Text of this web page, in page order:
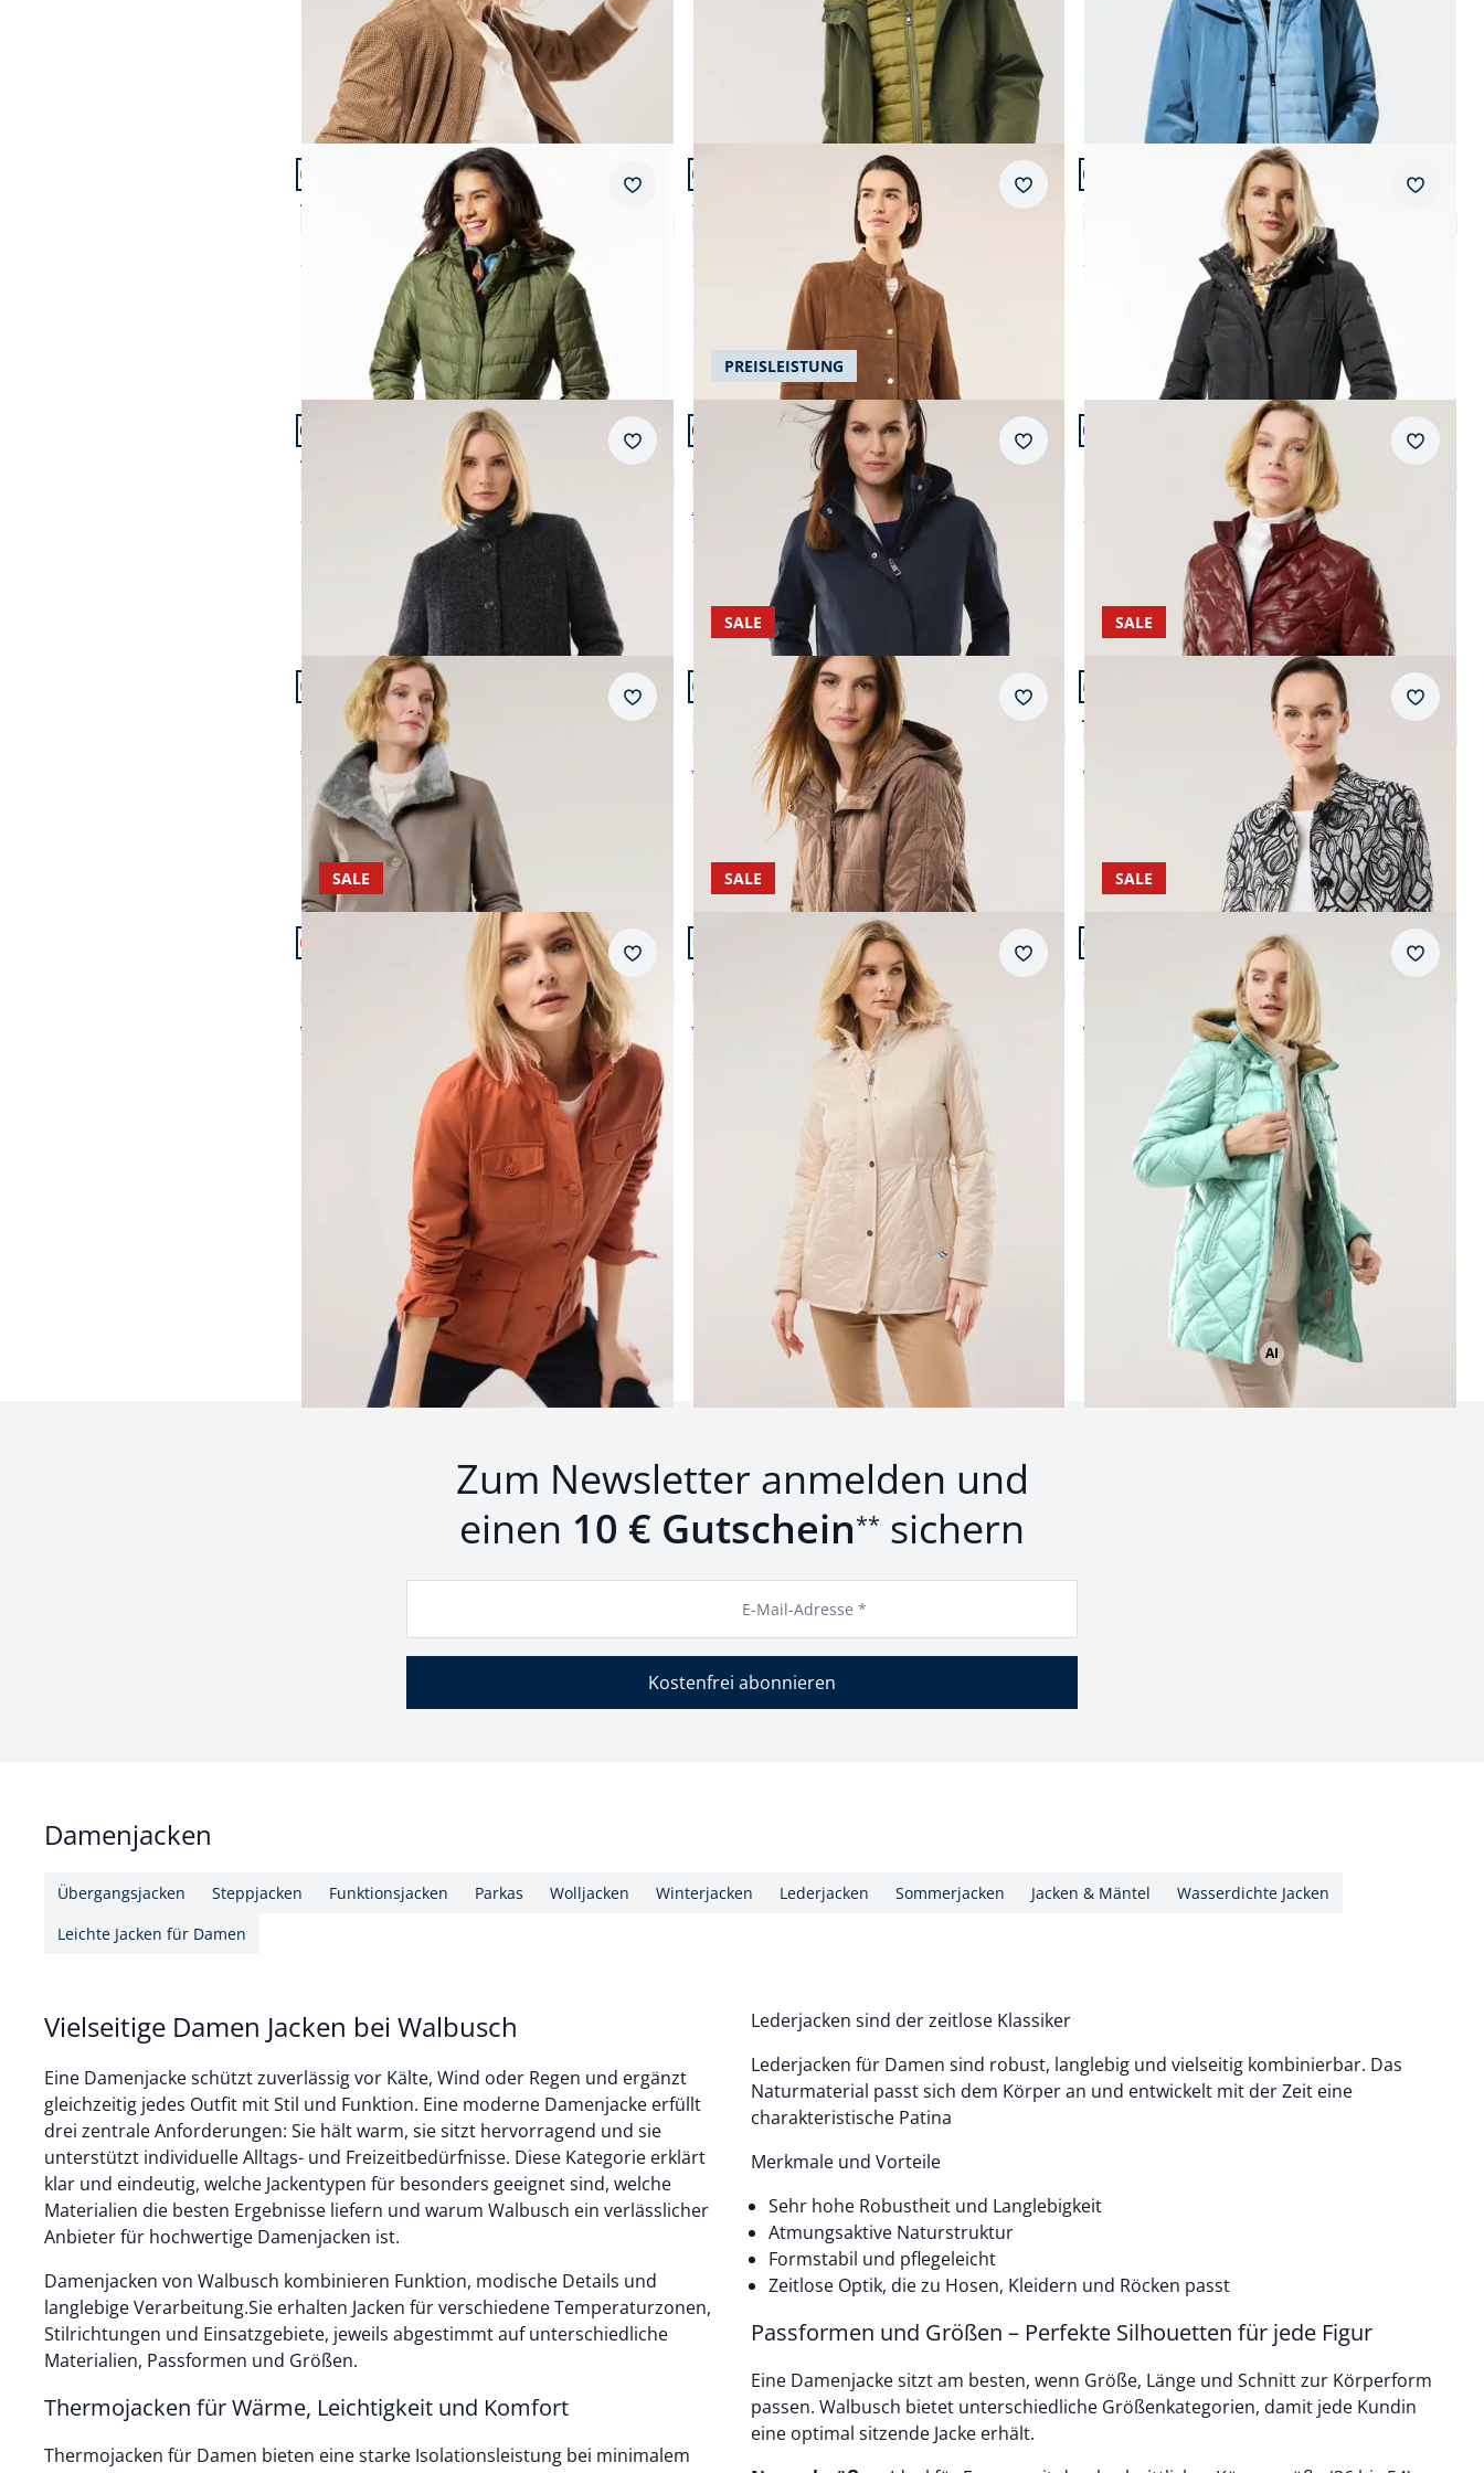
Artikel 13 von 24.
Aquastop Thermomantel 2.0
4,7 (38)
ab
Merkzettel
Artikel 14 von 24.
Ziegenvelours Ledermantel
ab
Merkzettel
Artikel 15 von 24.
Steppmantel Thermozone
4,8 (28)
ab
Artikel 16 von 24.
Alpaka-Flausch-Kurzmantel
4,5 (31)
ab
Merkzettel
Artikel 17 von 24.
PREISLEISTUNG
Aquastop Trench
4,3 (11)
€ 229,99
ab € 229,00
Merkzettel
Artikel 18 von 24.
Lammnappa Jacke Sandwichstepp
4,0 (3)
ab
Artikel 19 von 24.
Premium Lammfell Wendemantel
€ 1.499,00
Merkzettel
Artikel 20 von 24.
SALE
Stepp Kurzjacke
4,6 (17)
ab € 159,99
ab € 79,99 (-50%)
Merkzettel
Artikel 21 von 24.
SALE
ab € 279,99
ab
Artikel 22 von 24.
SALE
ab € 189,99
ab
Merkzettel
Artikel 23 von 24.
SALE
Aquastop Stepp Parka
4,0 (1)
ab € 229,99
ab (-48%)
Merkzettel
Artikel 24 von 24.
SALE
Steppjacke Kuschelkragen
5,0 (4)
ab € 229,99
ab (-43%)
Seite 1 geladen. Zeige Produkte 1 bis 24 von 26. 1 bis von26
Zurück Weiter zu Seite 2
AI Bild mit Hilfe von KI erstellt
Zum Newsletter anmelden und
einen 10 € Gutschein** sichern
E-Mail-Adresse *
Kostenfrei abonnieren
Damenjacken
Übergangsjacken Steppjacken Funktionsjacken Parkas Wolljacken Winterjacken Lederjacken Sommerjacken Jacken & Mäntel
Wasserdichte Jacken
Leichte Jacken für Damen
Vielseitige Damen Jacken bei Walbusch
Eine Damenjacke schützt zuverlässig vor Kälte, Wind oder Regen und ergänzt
gleichzeitig jedes Outfit mit Stil und Funktion. Eine moderne Damenjacke erfüllt
drei zentrale Anforderungen: Sie hält warm, sie sitzt hervorragend und sie
unterstützt individuelle Alltags- und Freizeitbedürfnisse. Diese Kategorie erklärt
klar und eindeutig, welche Jackentypen für besonders geeignet sind, welche
Materialien die besten Ergebnisse liefern und warum Walbusch ein verlässlicher
Anbieter für hochwertige Damenjacken ist.
Damenjacken von Walbusch kombinieren Funktion, modische Details und
langlebige Verarbeitung.Sie erhalten Jacken für verschiedene Temperaturzonen,
Stilrichtungen und Einsatzgebiete, jeweils abgestimmt auf unterschiedliche
Materialien, Passformen und Größen.
Thermojacken für Wärme, Leichtigkeit und Komfort
Thermojacken für Damen bieten eine starke Isolationsleistung bei minimalem
Lederjacken sind der zeitlose Klassiker
Lederjacken für Damen sind robust, langlebig und vielseitig kombinierbar. Das
Naturmaterial passt sich dem Körper an und entwickelt mit der Zeit eine
charakteristische Patina
Merkmale und Vorteile
Sehr hohe Robustheit und Langlebigkeit
Atmungsaktive Naturstruktur
Formstabil und pflegeleicht
Zeitlose Optik, die zu Hosen, Kleidern und Röcken passt
Passformen und Größen – Perfekte Silhouetten für jede Figur
Eine Damenjacke sitzt am besten, wenn Größe, Länge und Schnitt zur Körperform
passen. Walbusch bietet unterschiedliche Größenkategorien, damit jede Kundin
eine optimal sitzende Jacke erhält.